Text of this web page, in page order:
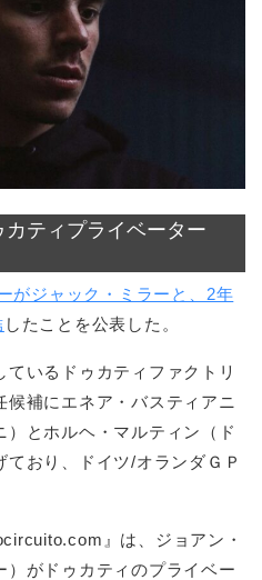
カティプライベーター
がジャック・ミラーと、2年
したことを公表した。
いるドゥカティファクトリ
補にエネア・バスティアニ
とホルヘ・マルティン（ド
おり、ドイツ/オランダＧＰ
』は、ジョアン・
）がドゥカティのプライベー